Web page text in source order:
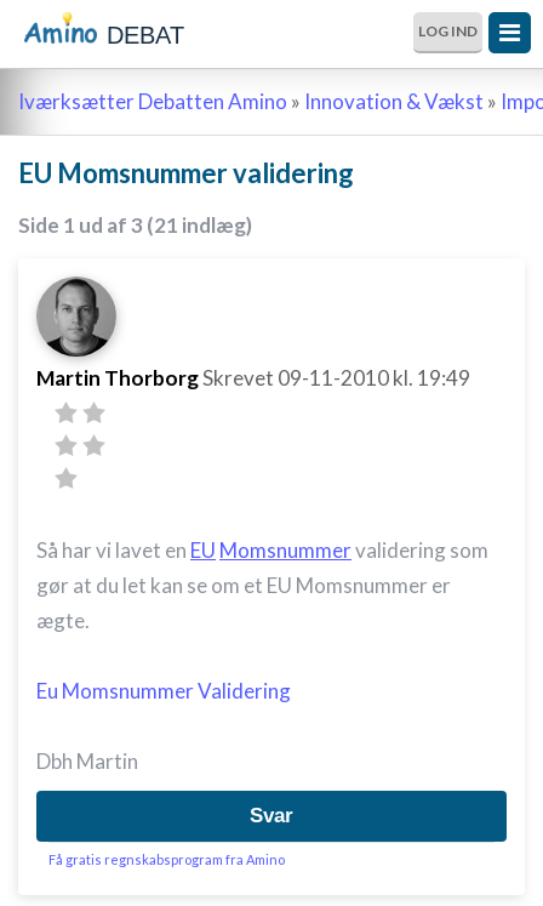
DEBAT LOG IND
Iværksætter Debatten Amino » Innovation & Vækst »
EU Momsnummer validering
Side 1 ud af 3 (21 indlæg)
Martin ThorborgSkrevet 09-11-2010kl. 19:49
Så har vi lavet en EU Momsnummervalidering som
gør at du let kan se om et EU Momsnummer er
ægte.
Eu Momsnummer Validering
Dbh Martin
Svar
Få gratis regnskabsprogram fra Amino